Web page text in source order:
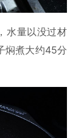
水量以没过材
焖煮大约45分